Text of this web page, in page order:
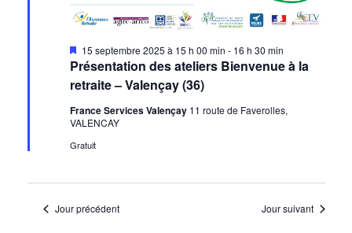
Présentation des ateliers Bienvenue à la
retraite – Valençay (36)
Mis
en
avant
15 septembre 2025 à 15 h 00 min - 16 h 30 min
France Services Valençay 11 route de Faverolles,
VALENCAY
Gratuit
Jour précédent Jour suivant